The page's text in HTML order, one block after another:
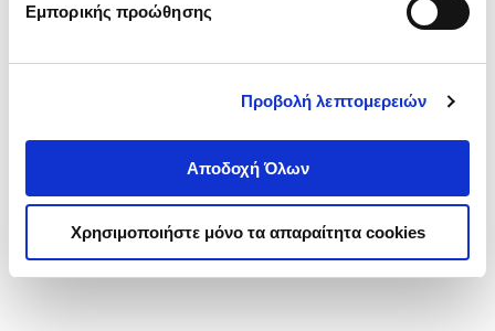
Εμπορικής προώθησης
Προβολή λεπτομερειών
Αποδοχή Όλων
Χρησιμοποιήστε μόνο τα απαραίτητα cookies